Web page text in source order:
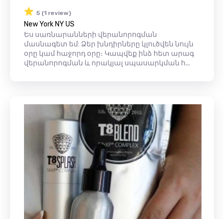
5 (1 review)
New York NY US
Ես սառնարանների վերանորոգման
մասնագետ եմ: Ձեր խնդիրները կլուծվեն նույն
օրը կամ հաջորդ օրը։ Կապվեք ինձ հետ արագ
վերանորոգման և որակյալ սպասարկման հ...